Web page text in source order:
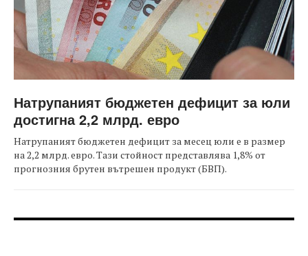
Натрупаният бюджетен дефицит за юли
достигна 2,2 млрд. евро
Натрупаният бюджетен дефицит за месец юли е в размер
на 2,2 млрд. евро. Тази стойност представлява 1,8% от
прогнозния брутен вътрешен продукт (БВП).